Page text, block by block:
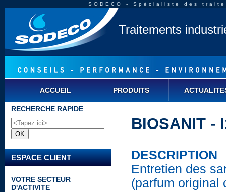
SODECO - Spécialiste des
Traitements
ACCUEIL PRODUITS
RECHERCHE RAPIDE
ESPACE CLIENT
VOTRE SECTEUR
D'ACTIVITE
BIOSANIT -
DESCRIPTION
Entretien des
(parfum original